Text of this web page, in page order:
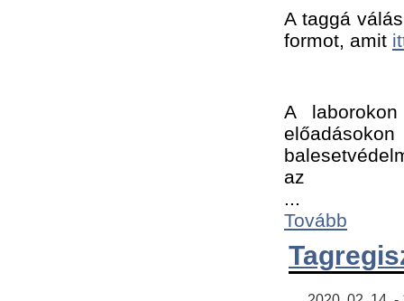
A taggá
formot, amit
A
az ﻿
Tovább